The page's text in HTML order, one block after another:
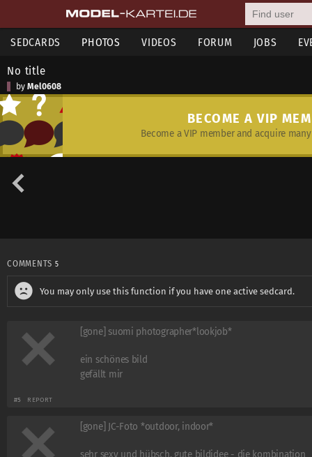
SEDCARDS PHOTOS VIDEOS FORUM JOBS
No title
by Mel0608
BECOME A VIP
Become a VIP member and acquire
COMMENTS 5
You may only use this function if you have one active sedcard.
[gone] suomi photographer*lookjob*
ein schönes bild
gefällt mir
#5 REPORT
[gone] JC-Foto *outdoor, indoor*
sehr sexy und hübsch. gute bildidee - die kombination